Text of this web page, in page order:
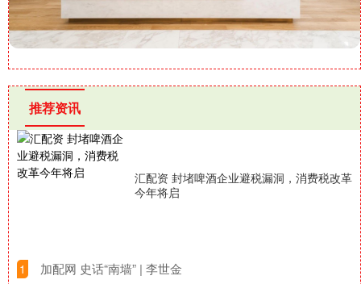
推荐资讯
汇配资 封堵啤酒企业避税漏洞，消费税改革
今年将启
1 ​加配网 史话“南墙” | 李世金